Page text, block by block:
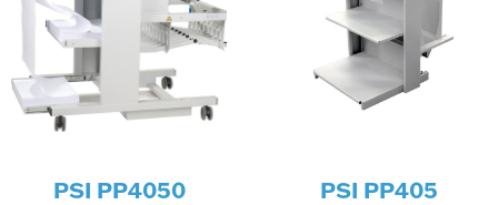
PSI PP4050 PSI PP405